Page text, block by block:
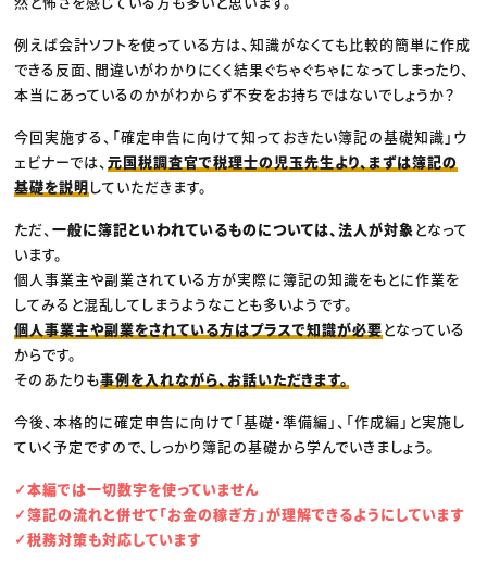
例えば会計ソフトを使っている方は、知識がなくても比較的簡単に作成
できる反面、間違いがわかりにくく結果ぐちゃぐちゃになってしまったり、
本当にあっているのかがわからず不安をお持ちではないでしょうか？
今回実施する、「確定申告に向けて知っておきたい簿記の基礎知識」ウ
ェビナーでは、元国税調査官で税理士の児玉先生より、まずは簿記の
基礎を説明していただきます。
ただ、一般に簿記といわれているものについては、法人が対象となって
います。
個人事業主や副業されている方が実際に簿記の知識をもとに作業を
してみると混乱してしまうようなことも多いようです。
個人事業主や副業をされている方はプラスで知識が必要となっている
からです。
そのあたりも事例を入れながら、お話いただきます。
今後、本格的に確定申告に向けて「基礎・準備編」、「作成編」と実施し
ていく予定ですので、しっかり簿記の基礎から学んでいきましょう。
✓本編では一切数字を使っていません
✓簿記の流れと併せて「お金の稼ぎ方」が理解できるようにしています
✓税務対策も対応しています